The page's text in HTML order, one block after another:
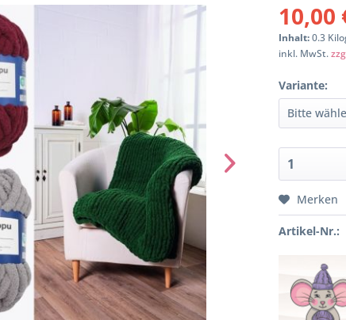
10,00
Inhalt:0.3
inkl. MwSt.
Variante:
Merken
Artikel-Nr.: